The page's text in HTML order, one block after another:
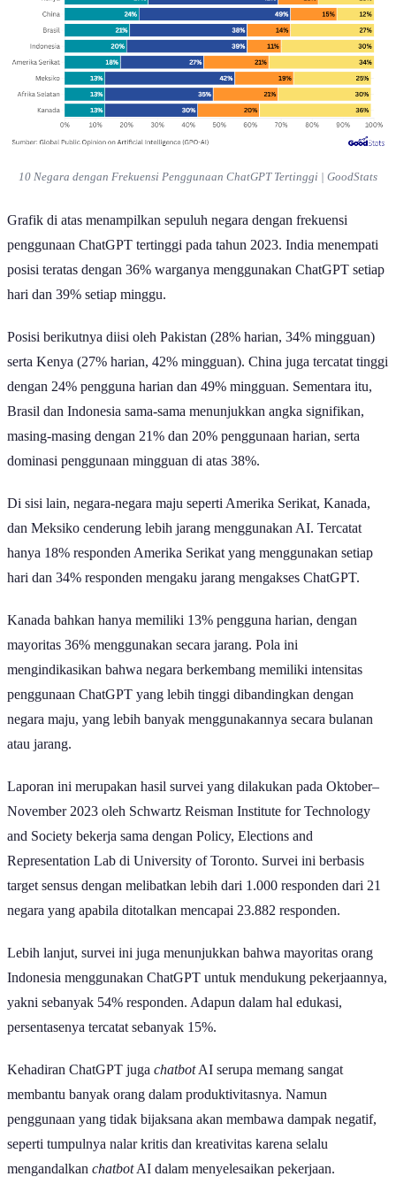
10 Negara dengan Frekuensi Penggunaan ChatGPT Tertinggi | GoodStats
Grafik di atas menampilkan sepuluh negara dengan frekuensi
penggunaan ChatGPT tertinggi pada tahun 2023. India menempati
posisi teratas dengan 36% warganya menggunakan ChatGPT setiap
hari dan 39% setiap minggu.
Posisi berikutnya diisi oleh Pakistan (28% harian, 34% mingguan)
serta Kenya (27% harian, 42% mingguan). China juga tercatat tinggi
dengan 24% pengguna harian dan 49% mingguan. Sementara itu,
Brasil dan Indonesia sama-sama menunjukkan angka signifikan,
masing-masing dengan 21% dan 20% penggunaan harian, serta
dominasi penggunaan mingguan di atas 38%.
Di sisi lain, negara-negara maju seperti Amerika Serikat, Kanada,
dan Meksiko cenderung lebih jarang menggunakan AI. Tercatat
hanya 18% responden Amerika Serikat yang menggunakan setiap
hari dan 34% responden mengaku jarang mengakses ChatGPT.
Kanada bahkan hanya memiliki 13% pengguna harian, dengan
mayoritas 36% menggunakan secara jarang. Pola ini
mengindikasikan bahwa negara berkembang memiliki intensitas
penggunaan ChatGPT yang lebih tinggi dibandingkan dengan
negara maju, yang lebih banyak menggunakannya secara bulanan
atau jarang.
Laporan ini merupakan hasil survei yang dilakukan pada Oktober–
November 2023 oleh Schwartz Reisman Institute for Technology
and Society bekerja sama dengan Policy, Elections and
Representation Lab di University of Toronto. Survei ini berbasis
target sensus dengan melibatkan lebih dari 1.000 responden dari 21
negara yang apabila ditotalkan mencapai 23.882 responden.
Lebih lanjut, survei ini juga menunjukkan bahwa mayoritas orang
Indonesia menggunakan ChatGPT untuk mendukung pekerjaannya,
yakni sebanyak 54% responden. Adapun dalam hal edukasi,
persentasenya tercatat sebanyak 15%.
Kehadiran ChatGPT juga chatbotAI serupa memang sangat
membantu banyak orang dalam produktivitasnya. Namun
penggunaan yang tidak bijaksana akan membawa dampak negatif,
seperti tumpulnya nalar kritis dan kreativitas karena selalu
mengandalkan chatbotAI dalam menyelesaikan pekerjaan.